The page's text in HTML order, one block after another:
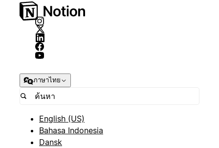
ภาษาไทย
English (US)
Bahasa Indonesia
Dansk